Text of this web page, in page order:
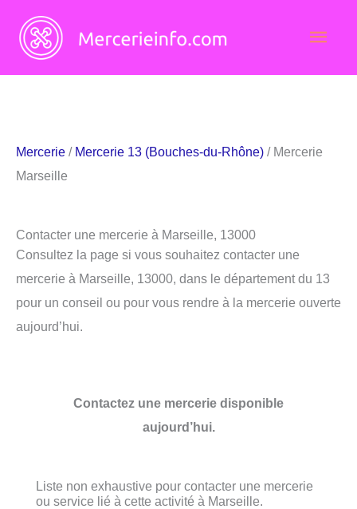
contenu
Mercerie / Mercerie 13 (Bouches-du-Rhône) / Mercerie
Marseille
Contacter une mercerie à Marseille, 13000
Consultez la page si vous souhaitez contacter une
mercerie à Marseille, 13000, dans le département du 13
pour un conseil ou pour vous rendre à la mercerie ouverte
aujourd’hui.
Contactez une mercerie disponible
aujourd’hui.
Liste non exhaustive pour contacter une mercerie
ou service lié à cette activité à Marseille.